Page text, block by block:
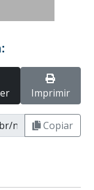
Imprimir
Copiar